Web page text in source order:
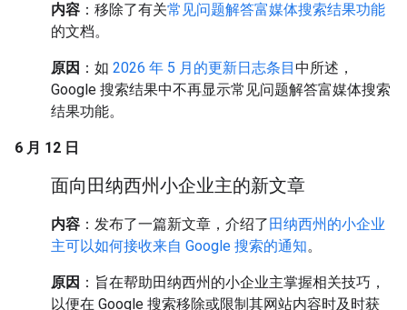
内容 ：移除了有关常见问题解答富媒体搜索结果功能
的文档。
原因 ：如 2026 年 5 月的更新日志条目中所述，
Google 搜索结果中不再显示常见问题解答富媒体搜索
结果功能。
6 月 12 日
面向田纳西州小企业主的新文章
内容 ：发布了一篇新文章，介绍了田纳西州的小企业
主可以如何接收来自 Google 搜索的通知。
原因 ：旨在帮助田纳西州的小企业主掌握相关技巧，
以便在 Google 搜索移除或限制其网站内容时及时获